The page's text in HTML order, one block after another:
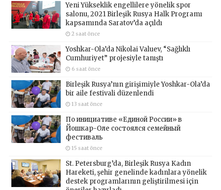
Yeni Yükseklik engellilere yönelik spor
salonu, 2021 Birleşik Rusya Halk Programı
kapsamında Saratov’da açıldı
2 saat önce
Yoshkar-Ola’da Nikolai Valuev, “Sağlıklı
Cumhuriyet” projesiyle tanıştı
6 saat önce
Birleşik Rusya’nın girişimiyle Yoshkar-Ola’da
bir aile festivali düzenlendi
13 saat önce
По инициативе «Единой России» в
Йошкар-Оле состоялся семейный
фестиваль
15 saat önce
St. Petersburg’da, Birleşik Rusya Kadın
Hareketi, şehir genelinde kadınlara yönelik
destek programlarının geliştirilmesi için